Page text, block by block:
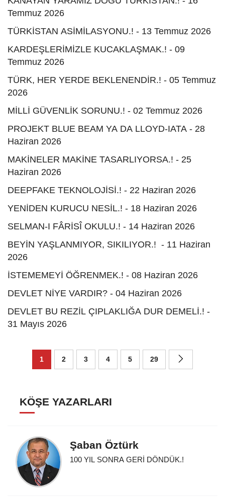
Temmuz 2026
TÜRKİSTAN ASİMİLASYONU.! - 13 Temmuz 2026
KARDEŞLERİMİZLE KUCAKLAŞMAK.! - 09
Temmuz 2026
TÜRK, HER YERDE BEKLENENDİR.! - 05 Temmuz
2026
MİLLİ GÜVENLİK SORUNU.! - 02 Temmuz 2026
PROJEKT BLUE BEAM YA DA LLOYD-IATA - 28
Haziran 2026
MAKİNELER MAKİNE TASARLIYORSA.! - 25
Haziran 2026
DEEPFAKE TEKNOLOJİSİ.! - 22 Haziran 2026
YENİDEN KURUCU NESİL.! - 18 Haziran 2026
SELMAN-I FÂRİSÎ OKULU.! - 14 Haziran 2026
BEYİN YAŞLANMIYOR, SIKILIYOR.! - 11 Haziran
2026
İSTEMEMEYİ ÖĞRENMEK.! - 08 Haziran 2026
DEVLET NİYE VARDIR? - 04 Haziran 2026
DEVLET BU REZİL ÇIPLAKLIĞA DUR DEMELİ.! -
31 Mayıs 2026
1 2 3 4 5 29
KÖŞE YAZARLARI
Şaban Öztürk
100 YIL SONRA GERİ DÖNDÜK.!